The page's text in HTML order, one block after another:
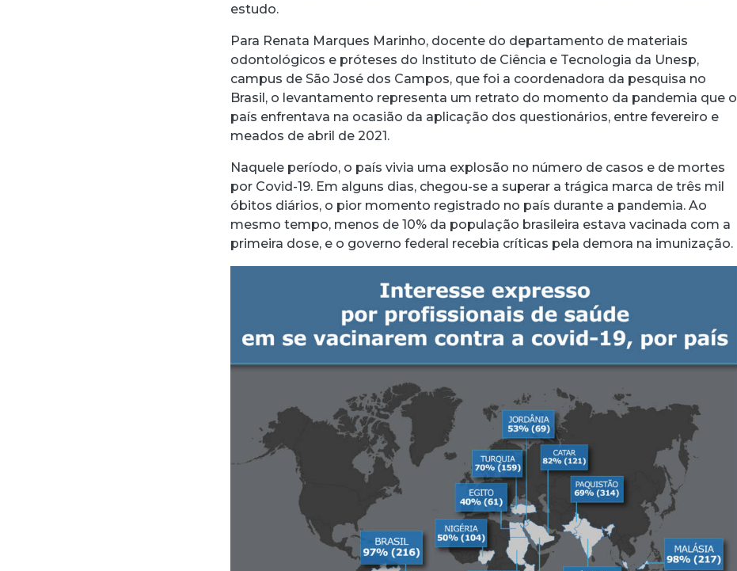
estudo.
Para Renata Marques Marinho, docente do departamento de materiais
odontológicos e próteses do Instituto de Ciência e Tecnologia da Unesp,
campus de São José dos Campos, que foi a coordenadora da pesquisa no
Brasil, o levantamento representa um retrato do momento da pandemia que o
país enfrentava na ocasião da aplicação dos questionários, entre fevereiro e
meados de abril de 2021.
Naquele período, o país vivia uma explosão no número de casos e de mortes
por Covid-19. Em alguns dias, chegou-se a superar a trágica marca de três mil
óbitos diários, o pior momento registrado no país durante a pandemia. Ao
mesmo tempo, menos de 10% da população brasileira estava vacinada com a
primeira dose, e o governo federal recebia críticas pela demora na imunização.